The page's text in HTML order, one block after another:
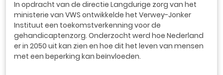
In opdracht van de directie Langdurige zorg van het
ministerie van VWS ontwikkelde het Verwey-Jonker
Instituut een toekomstverkenning voor de
gehandicaptenzorg. Onderzocht werd hoe Nederland
er in 2050 uit kan zien en hoe dit het leven van mensen
met een beperking kan beïnvloeden.